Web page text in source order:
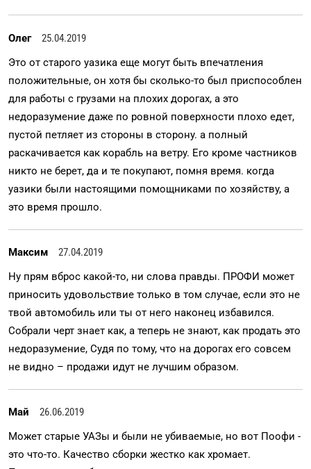
Олег
25.04.2019
Это от старого уазика еще могут быть впечатления
положительные, он хотя бы сколько-то был приспособлен
для работы с грузами на плохих дорогах, а это
недоразумение даже по ровной поверхности плохо едет,
пустой петляет из стороны в сторону. а полный
раскачивается как корабль на ветру. Его кроме частников
никто не берет, да и те покупают, помня время. когда
уазики были настоящими помощниками по хозяйству, а
это время прошло.
Максим
27.04.2019
Ну прям вброс какой-то, ни слова правды. ПРОФИ может
приносить удовольствие только в том случае, если это не
твой автомобиль или ты от него наконец избавился.
Собрали черт знает как, а теперь не знают, как продать это
недоразумение, Судя по тому, что на дорогах его совсем
не видно – продажи идут не лучшим образом.
Май
26.06.2019
Может старые УАЗы и были не убиваемые, но вот Поофи -
это что-то. Качество сборки жестко как хромает.